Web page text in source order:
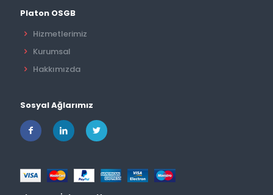
Platon OSGB
Hizmetlerimiz
Kurumsal
Hakkımızda
Sosyal Ağlarımız